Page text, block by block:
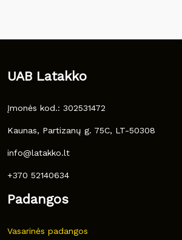
UAB Latakko
Įmonės kod.: 302531472
Kaunas, Partizanų g. 75C, LT-50308
info@latakko.lt
+370 52140634
Padangos
Vasarinės padangos